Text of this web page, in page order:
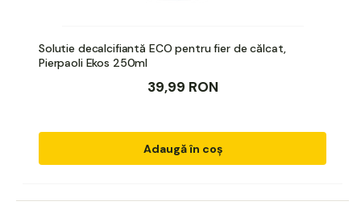
Solutie decalcifiantă ECO pentru fier de călcat,
Pierpaoli Ekos 250ml
39,99 RON
Adaugă în coș